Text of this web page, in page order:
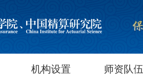
机构设置 师资队伍